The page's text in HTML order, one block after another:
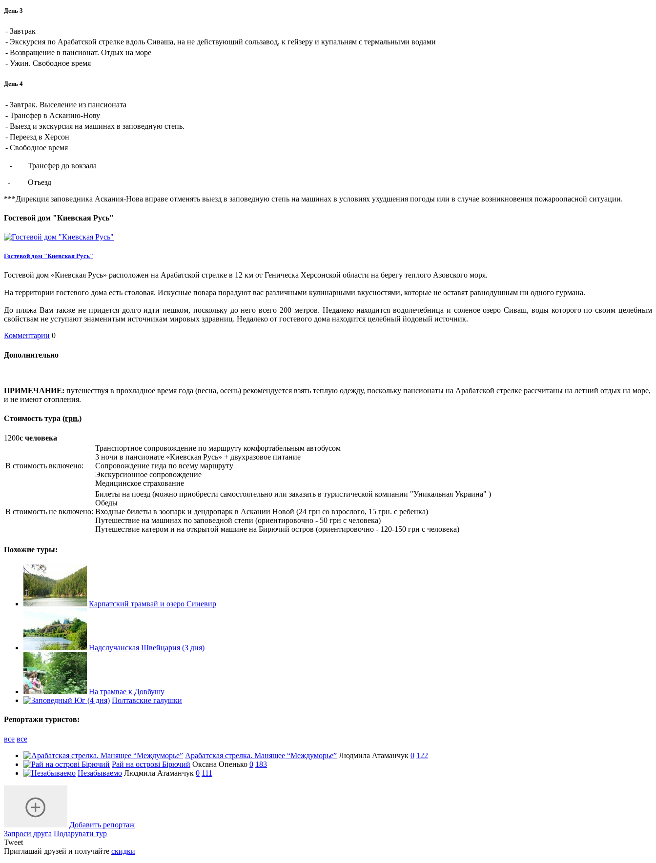
День 3
- Завтрак
- Экскурсия по Арабатской стрелке вдоль Сиваша, на не действующий сользавод, к гейзеру и купальням с термальными водами
- Возвращение в пансионат. Отдых на море
- Ужин. Свободное время
День 4
- Завтрак. Выселение из пансионата
- Трансфер в Асканию-Нову
- Выезд и экскурсия на машинах в заповедную степь.
- Переезд в Херсон
- Свободное время
- Трансфер до вокзала
- Отъезд
***Дирекция заповедника Аскания-Нова вправе отменять выезд в заповедную степь на машинах в условиях ухудшения погоды или в случае возникновения пожароопасной ситуации.
Гостевой дом "Киевская Русь"
Гостевой дом "Киевская Русь"
Гостевой дом «Киевская Русь» расположен на Арабатской стрелке в 12 км от Геническа Херсонской области на берегу теплого Азовского моря.
На территории гостевого дома есть столовая. Искусные повара порадуют вас различными кулинарными вкусностями, которые не оставят равнодушным ни одного гурмана.
До пляжа Вам также не придется долго идти пешком, поскольку до него всего 200 метров. Недалеко находится водолечебница и соленое озеро Сиваш, воды которого по своим целебным
свойствам не уступают знаменитым источникам мировых здравниц. Недалеко от гостевого дома находится целебный йодовый источник.
Комментарии 0
Дополнительно
ПРИМЕЧАНИЕ: путешествуя в прохладное время года (весна, осень) рекомендуется взять теплую одежду, поскольку пансионаты на Арабатской стрелке рассчитаны на летний отдых на море,
и не имеют отопления.
Стоимость тура (грн.)
1200с человека
В стоимость включено:
Транспортное сопровождение по маршруту комфортабельным автобусом
3 ночи в пансионате «Киевская Русь» + двухразовое питание
Сопровождение гида по всему маршруту
Экскурсионное сопровождение
Медицинское страхование
В стоимость не включено:
Билеты на поезд (можно приобрести самостоятельно или заказать в туристической компании "Уникальная Украина" )
Обеды
Входные билеты в зоопарк и дендропарк в Аскании Новой (24 грн со взрослого, 15 грн. с ребенка)
Путешествие на машинах по заповедной степи (ориентировочно - 50 грн с человека)
Путешествие катером и на открытой машине на Бирючий остров (ориентировочно - 120-150 грн с человека)
Похожие туры:
Карпатский трамвай и озеро Синевир
Надслучанская Швейцария (3 дня)
На трамвае к Довбушу
Полтавские галушки
Репортажи туристов:
все все
Арабатская стрелка. Манящее “Междуморье” Людмила Атаманчук 0 122
Рай на острові Бірючий Оксана Опенько 0 183
Незабываемо Людмила Атаманчук 0 111
Добавить репортаж
Запроси друга Подарувати тур
Tweet
Приглашай друзей и получайте скидки